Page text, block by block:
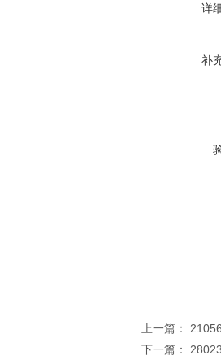
详
补
上一篇：
下一篇：